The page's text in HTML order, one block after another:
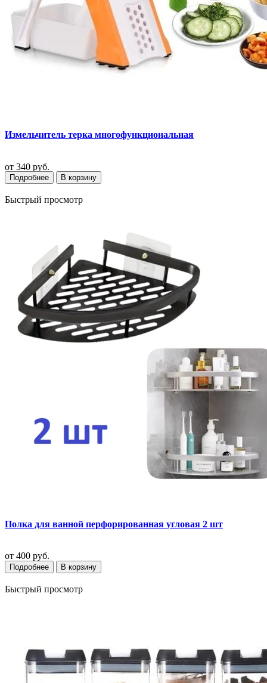
Измельчитель терка многофункциональная
от 340 руб.
Подробнее В корзину
Быстрый просмотр
Полка для ванной перфорированная угловая 2 шт
от 400 руб.
Подробнее В корзину
Быстрый просмотр